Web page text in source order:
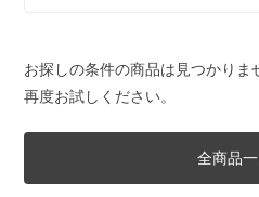
お探しの条件の商品は見つかりま
再度お試しください。
全商品